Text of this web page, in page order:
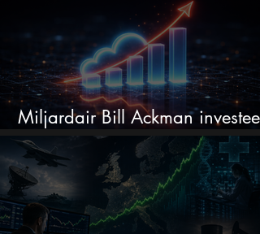
Miljardair Bill Ackman investeert
miljarden in dit techaandeel